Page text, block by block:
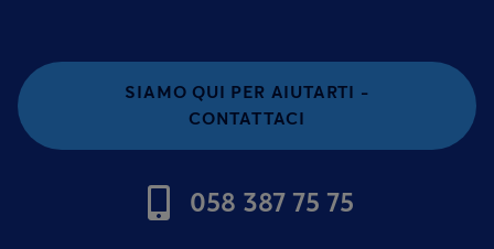
SIAMO QUI PER AIUTARTI -
CONTATTACI
058 387 75 75